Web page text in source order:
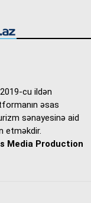
cu ildən
əsas
sənayesinə aid
etməkdir.
Media Production